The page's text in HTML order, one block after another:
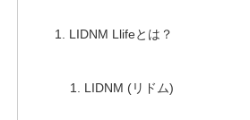
LIDNM Llifeとは？
LIDNM (リドム)